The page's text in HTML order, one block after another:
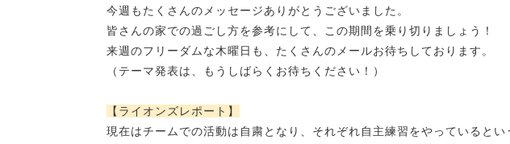
今週もたくさんのメッセージありがとうございました。
皆さんの家での過ごし方を参考にして、この期間を乗り切りましょう！
来週のフリーダムな木曜日も、たくさんのメールお待ちしております。
（テーマ発表は、もうしばらくお待ちください！）
【ライオンズレポート】
現在はチームでの活動は自粛となり、それぞれ自主練習をやっていると